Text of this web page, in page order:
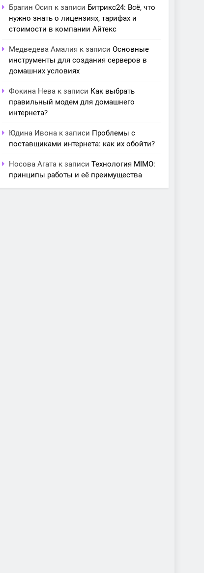
Брагин Осип к записи Битрикс24: Всё, что
нужно знать о лицензиях, тарифах и
стоимости в компании Айтекс
Медведева Амалия к записи Основные
инструменты для создания серверов в
домашних условиях
Фокина Нева к записи Как выбрать
правильный модем для домашнего
интернета?
Юдина Ивона к записи Проблемы с
поставщиками интернета: как их обойти?
Носова Агата к записи Технология MIMO:
принципы работы и её преимущества